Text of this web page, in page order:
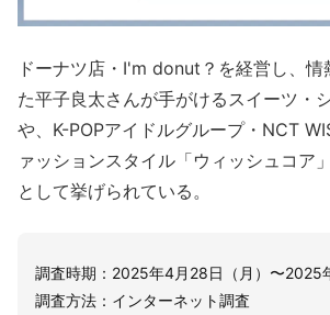
ドーナツ店・I'm donut？を経営し、情
た平子良太さんが手がけるスイーツ・
や、K-POPアイドルグループ・NCT
ァッションスタイル「ウィッシュコア
として挙げられている。
調査時期：2025年4月28日（月）〜2025
調査方法：インターネット調査